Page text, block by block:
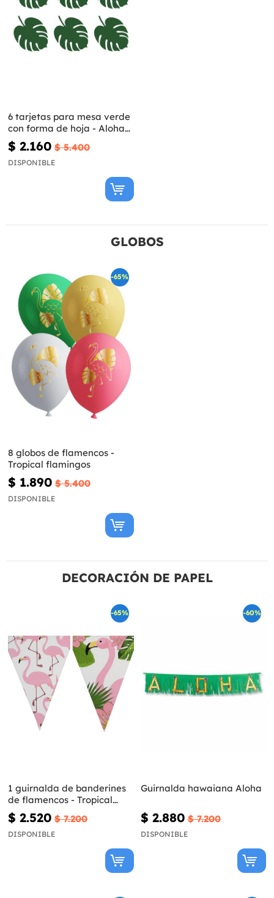
6 tarjetas para mesa verde
con forma de hoja - Aloha
Turquoise
$ 2.160 $ 5.400
DISPONIBLE
GLOBOS
-65%
8 globos de flamencos -
Tropical flamingos
$ 1.890 $ 5.400
DISPONIBLE
DECORACIÓN DE PAPEL
-65%
1 guirnalda de banderines
de flamencos - Tropical
flamingos
$ 2.520 $ 7.200
DISPONIBLE
-60%
Guirnalda hawaiana Aloha
$ 2.880 $ 7.200
DISPONIBLE